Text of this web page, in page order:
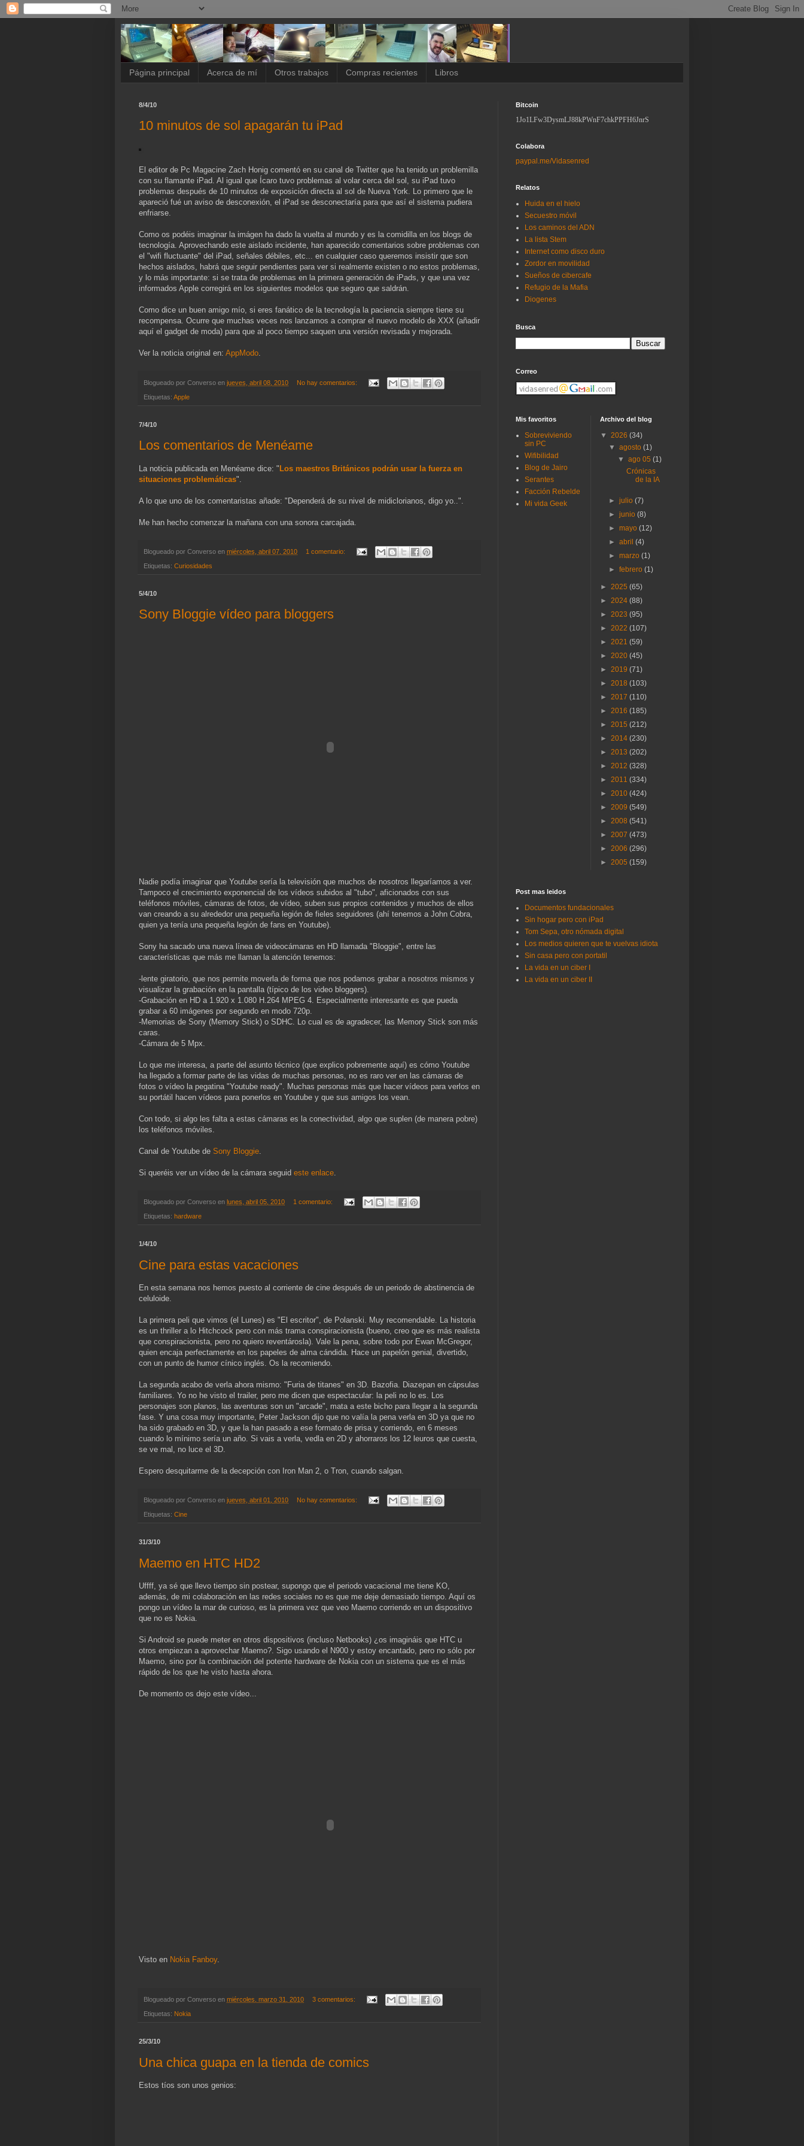
Página principal Acerca de mí Otros trabajos Compras recientes Libros
8/4/10
10 minutos de sol apagarán tu iPad
El editor de Pc Magacine Zach Honig comentó en su canal de Twitter que ha tenido un problemilla
con su flamante iPad. Al igual que Ícaro tuvo problemas al volar cerca del sol, su iPad tuvo
problemas después de 10 minutos de exposición directa al sol de Nueva York. Lo primero que le
apareció fué un aviso de desconexión, el iPad se desconectaría para que así el sistema pudiera
enfriarse.
Como os podéis imaginar la imágen ha dado la vuelta al mundo y es la comidilla en los blogs de
tecnología. Aprovechando este aislado incidente, han aparecido comentarios sobre problemas con
el "wifi fluctuante" del iPad, señales débiles, etc... en cualquier caso queremos insistir que son
hechos aislados, habrá que seguir pendientes para ver si realmente existen o no estos problemas,
y lo más importante: si se trata de problemas en la primera generación de iPads, y que una vez
informados Apple corregirá en los siguientes modelos que seguro que saldrán.
Como dice un buen amigo mío, si eres fanático de la tecnología la paciencia siempre tiene su
recompensa. Ocurre que muchas veces nos lanzamos a comprar el nuevo modelo de XXX (añadir
aquí el gadget de moda) para que al poco tiempo saquen una versión revisada y mejorada.
Ver la noticia original en: AppModo.
Blogueado por Converso en jueves, abril 08, 2010 No hay comentarios:
Etiquetas: Apple
7/4/10
Los comentarios de Menéame
La noticia publicada en Menéame dice: "Los maestros Británicos podrán usar la fuerza en
situaciones problemáticas".
A lo que uno de los comentaristas añade: "Dependerá de su nivel de midiclorianos, digo yo.. ".
Me han hecho comenzar la mañana con una sonora carcajada.
Blogueado por Converso en miércoles, abril 07, 2010 1 comentario:
Etiquetas: Curiosidades
5/4/10
Sony Bloggie vídeo para bloggers
Nadie podía imaginar que Youtube sería la televisión que muchos de nosotros llegaríamos a ver.
Tampoco el crecimiento exponencial de los vídeos subidos al "tubo", aficionados con sus
teléfonos móviles, cámaras de fotos, de vídeo, suben sus propios contenidos y muchos de ellos
van creando a su alrededor una pequeña legión de fieles seguidores (ahí tenemos a John Cobra,
quien ya tenía una pequeña legión de fans en Youtube).
Sony ha sacado una nueva línea de videocámaras en HD llamada "Bloggie", entre las
características que más me llaman la atención tenemos:
-lente giratorio, que nos permite moverla de forma que nos podamos grabar a nosotros mismos y
visualizar la grabación en la pantalla (típico de los video bloggers).
-Grabación en HD a 1.920 x 1.080 H.264 MPEG 4. Especialmente interesante es que pueda
grabar a 60 imágenes por segundo en modo 720p.
-Memorias de Sony (Memory Stick) o SDHC. Lo cual es de agradecer, las Memory Stick son más
caras.
-Cámara de 5 Mpx.
Lo que me interesa, a parte del asunto técnico (que explico pobremente aquí) es cómo Youtube
ha llegado a formar parte de las vidas de muchas personas, no es raro ver en las cámaras de
fotos o vídeo la pegatina "Youtube ready". Muchas personas más que hacer vídeos para verlos en
su portátil hacen vídeos para ponerlos en Youtube y que sus amigos los vean.
Con todo, si algo les falta a estas cámaras es la conectividad, algo que suplen (de manera pobre)
los teléfonos móviles.
Canal de Youtube de Sony Bloggie
Si queréis ver un vídeo de la cámara seguid este enlace
Blogueado por Converso en lunes, abril 05, 2010 1 comentario:
Etiquetas: hardware
1/4/10
Cine para estas vacaciones
En esta semana nos hemos puesto al corriente de cine después de un periodo de abstinencia de
celuloide.
La primera peli que vimos (el Lunes) es "El escritor", de Polanski. Muy recomendable. La historia
es un thriller a lo Hitchcock pero con más trama conspiracionista (bueno, creo que es más realista
que conspiracionista, pero no quiero reventárosla). Vale la pena, sobre todo por Ewan McGregor,
quien encaja perfectamente en los papeles de alma cándida. Hace un papelón genial, divertido,
con un punto de humor cínico inglés. Os la recomiendo.
La segunda acabo de verla ahora mismo: "Furia de titanes" en 3D. Bazofia. Diazepan en cápsulas
familiares. Yo no he visto el trailer, pero me dicen que espectacular: la peli no lo es. Los
personajes son planos, las aventuras son un "arcade", mata a este bicho para llegar a la segunda
fase. Y una cosa muy importante, Peter Jackson dijo que no valía la pena verla en 3D ya que no
ha sido grabado en 3D, y que la han pasado a ese formato de prisa y corriendo, en 6 meses
cuando lo mínimo sería un año. Si vais a verla, vedla en 2D y ahorraros los 12 leuros que cuesta,
se ve mal, no luce el 3D.
Espero desquitarme de la decepción con Iron Man 2, o Tron, cuando salgan.
Blogueado por Converso en jueves, abril 01, 2010 No hay comentarios:
Etiquetas: Cine
31/3/10
Maemo en HTC HD2
Uffff, ya sé que llevo tiempo sin postear, supongo que el periodo vacacional me tiene KO,
además, de mi colaboración en las redes sociales no es que me deje demasiado tiempo. Aquí os
pongo un vídeo la mar de curioso, es la primera vez que veo Maemo corriendo en un dispositivo
que no es Nokia.
Si Android se puede meter en otros dispositivos (incluso Netbooks) ¿os imagináis que HTC u
otros empiezan a aprovechar Maemo?. Sigo usando el N900 y estoy encantado, pero no sólo por
Maemo, sino por la combinación del potente hardware de Nokia con un sistema que es el más
rápido de los que he visto hasta ahora.
De momento os dejo este vídeo...
Visto en Nokia Fanboy.
Blogueado por Converso en miércoles, marzo 31, 2010 3 comentarios:
Etiquetas: Nokia
25/3/10
Una chica guapa en la tienda de comics
Estos tíos son unos genios:
Bitcoin
1Jo1LFw3DysmLJ88kPWnF7chkPPFH6JnrS
Colabora
paypal.me/Vidasenred
Relatos
Huida en el hielo
Secuestro móvil
Los caminos del ADN
La lista Stem
Internet como disco duro
Zordor en movilidad
Sueños de cibercafe
Refugio de la Mafia
Diogenes
Busca
Correo
Mis favoritos
Sobreviviendo
sin PC
Wifibilidad
Blog de Jairo
Serantes
Facción Rebelde
Mi vida Geek
Archivo del blog
▼ 2026 (34)
▼agosto(1)
▼ ago 05 (1)
Crónicas
de la IA
►julio(7)
►junio(8)
►mayo(12)
►abril(4)
►marzo(1)
►febrero(1)
► 2025 (65)
► 2024 (88)
► 2023 (95)
► 2022 (107)
► 2021 (59)
► 2020 (45)
► 2019 (71)
► 2018 (103)
► 2017 (110)
► 2016 (185)
► 2015 (212)
► 2014 (230)
► 2013 (202)
► 2012 (328)
► 2011 (334)
► 2010 (424)
► 2009 (549)
► 2008 (541)
► 2007 (473)
► 2006 (296)
► 2005 (159)
Post mas lei­dos
Documentos fundacionales
Sin hogar pero con iPad
Tom Sepa, otro nómada digital
Los medios quieren que te vuelvas idiota
Sin casa pero con portatil
La vida en un ciber I
La vida en un ciber II